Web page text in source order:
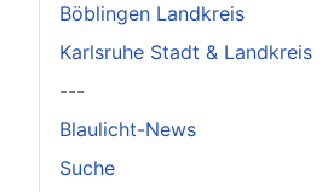
Böblingen Landkreis
Karlsruhe Stadt & Landkreis
---
Blaulicht-News
Suche